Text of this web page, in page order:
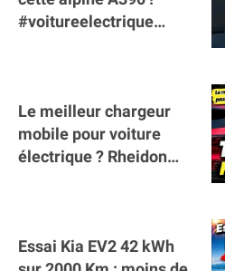
#voitureelectrique
Le meilleur chargeur
mobile pour voiture
électrique ? Rheidon
Essai Kia EV2 42 kWh